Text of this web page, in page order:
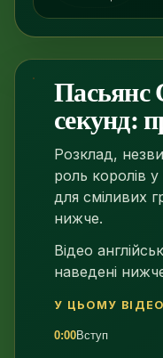
Пасьянс
секунд:
Розклад,
роль королів
для сміливих
нижче.
Відео
наведені
1:29
У ЦЬОМУ ВІДЕО
0:00Вступ